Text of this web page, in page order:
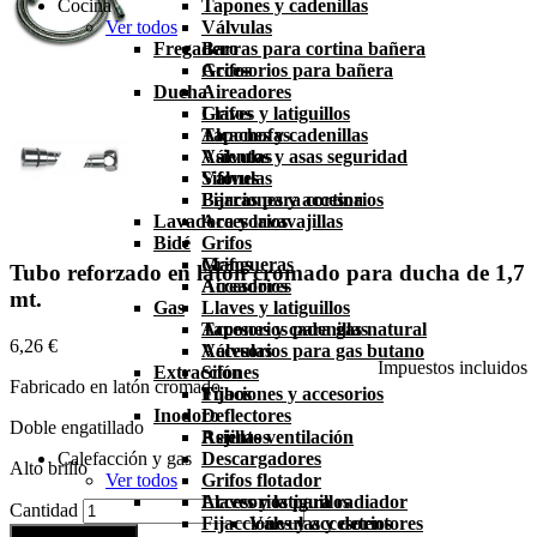
Tapones y cadenillas
Válvulas
Barras para cortina bañera
Accesorios para bañera
Ducha
Grifos
Alcachofas
Asientos y asas seguridad
Válvulas
Barras para cortina
Accesorios
Bidé
Grifos
Aireadores
Llaves y latiguillos
Tapones y cadenillas
Válvulas
Sifones
Fijaciones y accesorios
Inodoro
Asientos
Descargadores
Grifos flotador
Llaves y latiguillos
Fijacciones y accesorios
Cocina
Ver todos
Fregadero
Grifos
Aireadores
Llaves y latiguillos
Tapones y cadenillas
Válvulas
Sifones
Fijaciones y accesorios
Lavadora y lavavajillas
Grifos
Mangueras
Accesorios
Gas
Accesorios para gas natural
Accesorios para gas butano
Extracción
Tubos
Deflectores
Rejillas ventilación
Calefacción y gas
Ver todos
Accesorios para radiador
Válvulas y detentores
Tubo reforzado en latón cromado para ducha de 1,7
mt.
6,26 €
Impuestos incluidos
Fabricado en latón cromado
Doble engatillado
Alto brillo
Cantidad